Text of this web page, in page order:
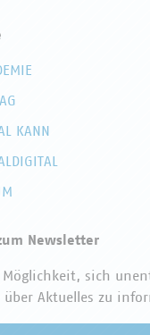
KANN
Newsletter
Möglichkeit, sich
Aktuelles zu